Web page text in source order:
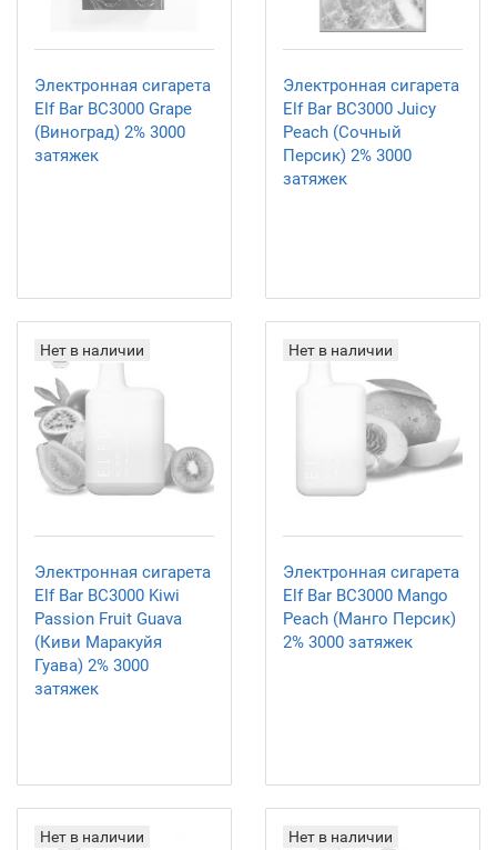
Электронная сигарета
Elf Bar BC3000 Grape
(Виноград) 2% 3000
затяжек
Электронная сигарета
Elf Bar BC3000 Juicy
Peach (Сочный
Персик) 2% 3000
затяжек
Нет в наличии
Электронная сигарета
Elf Bar BC3000 Kiwi
Passion Fruit Guava
(Киви Маракуйя
Гуава) 2% 3000
затяжек
Нет в наличии
Электронная сигарета
Elf Bar BC3000 Mango
Peach (Манго Персик)
2% 3000 затяжек
Нет в наличии Нет в наличии